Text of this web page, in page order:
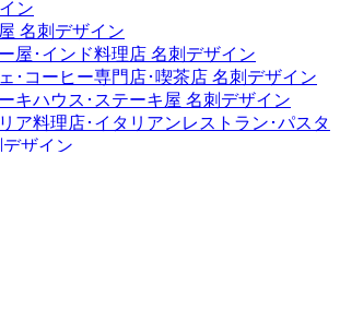
ン
名刺デザイン
屋･インド料理店 名刺デザイン
･コーヒー専門店･喫茶店 名刺デザイン
キハウス･ステーキ屋 名刺デザイン
ア料理店･イタリアンレストラン･パスタ
デザイン